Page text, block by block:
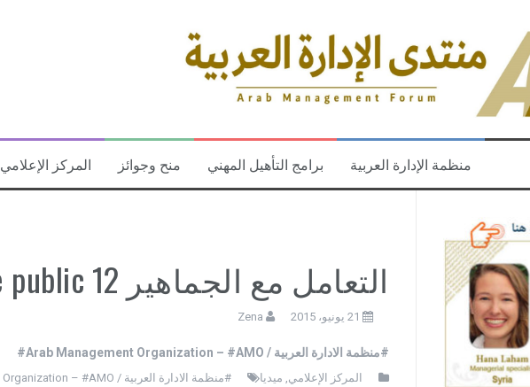
المركز الإعلامي منح وجوائز برامج التأهيل المهني منظمة الإدارة العربية
التعامل مع الجماهير 12 Dealing with the public
21 يونيو، 2015 Zena
#منظمة الادارة العربية / Arab Management Organization – #AMO#
المركز الإعلامي ميديا #منظمة الادارة العربية / Arab Management Organization – #AMO#